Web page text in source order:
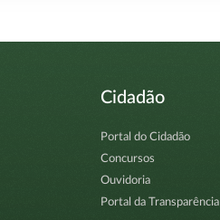
Cidadão
Portal do Cidadão
Concursos
Ouvidoria
Portal da Transparência